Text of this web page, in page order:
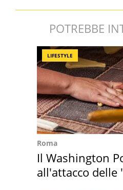
POTREBBE
LIFESTYLE
Roma
Il Washington
all'attacco delle